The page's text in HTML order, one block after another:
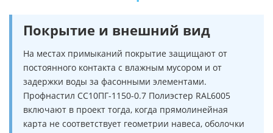
Покрытие и внешний вид
На местах примыканий покрытие защищают от
постоянного контакта с влажным мусором и от
задержки воды за фасонными элементами.
Профнастил СС10ПГ-1150-0.7 Полиэстер RAL6005
включают в проект тогда, когда прямолинейная
карта не соответствует геометрии навеса, оболочки